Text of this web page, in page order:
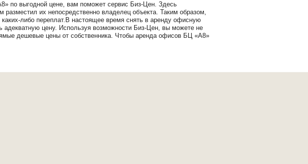
по выгодной цене, вам поможет сервис Биз-Цен. Здесь
их непосредственно владелец объекта. Таким образом,
либо переплат.В настоящее время снять в аренду офисную
цену. Используя возможности Биз-Цен, вы можете не
дешевые цены от собственника. Чтобы аренда офисов БЦ «А8»